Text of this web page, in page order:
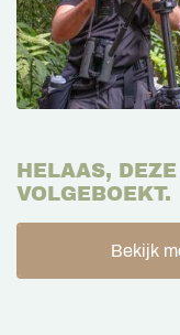
HELAAS,
VOLGEBOEKT.
Bekijk